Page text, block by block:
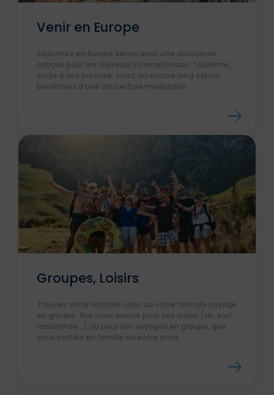
Venir en Europe
Séjournez en Europe serein avec une assurance
conçue pour les visiteurs internationaux. Tourisme,
visite à vos proches, court ou encore long séjour,
bénéficiez d’une couverture modulable.
Groupes, Loisirs
Trouvez votre formule Loisir ou votre formule voyage
en groupe. Ava vous assure pour vos loisirs (ski, surf,
randonnée…) ou pour vos voyages en groupe, que
vous partiez en famille ou entre amis.